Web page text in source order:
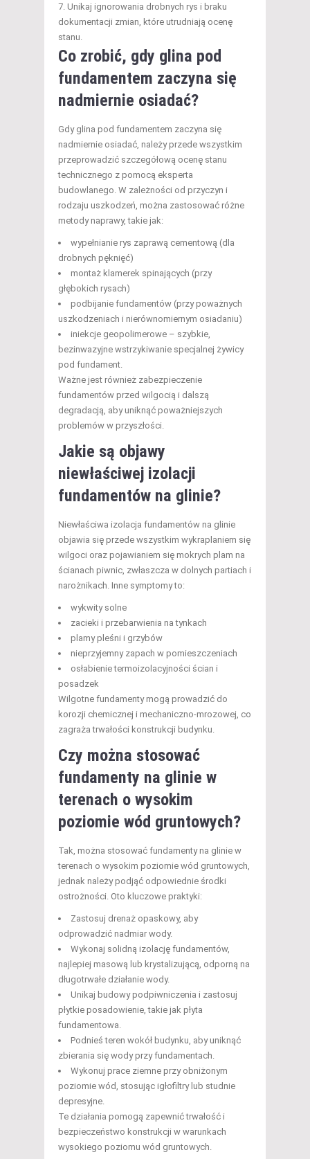
Unikaj ignorowania drobnych rys i braku
dokumentacji zmian, które utrudniają ocenę
stanu.
Co zrobić, gdy glina pod
fundamentem zaczyna się
nadmiernie osiadać?
Gdy glina pod fundamentem zaczyna się
nadmiernie osiadać, należy przede wszystkim
przeprowadzić szczegółową ocenę stanu
technicznego z pomocą eksperta
budowlanego. W zależności od przyczyn i
rodzaju uszkodzeń, można zastosować różne
metody naprawy, takie jak:
wypełnianie rys zaprawą cementową (dla
drobnych pęknięć)
montaż klamerek spinających (przy
głębokich rysach)
podbijanie fundamentów (przy poważnych
uszkodzeniach i nierównomiernym osiadaniu)
iniekcje geopolimerowe – szybkie,
bezinwazyjne wstrzykiwanie specjalnej żywicy
pod fundament.
Ważne jest również zabezpieczenie
fundamentów przed wilgocią i dalszą
degradacją, aby uniknąć poważniejszych
problemów w przyszłości.
Jakie są objawy
niewłaściwej izolacji
fundamentów na glinie?
Niewłaściwa izolacja fundamentów na glinie
objawia się przede wszystkim wykraplaniem się
wilgoci oraz pojawianiem się mokrych plam na
ścianach piwnic, zwłaszcza w dolnych partiach i
narożnikach. Inne symptomy to:
wykwity solne
zacieki i przebarwienia na tynkach
plamy pleśni i grzybów
nieprzyjemny zapach w pomieszczeniach
osłabienie termoizolacyjności ścian i
posadzek
Wilgotne fundamenty mogą prowadzić do
korozji chemicznej i mechaniczno-mrozowej, co
zagraża trwałości konstrukcji budynku.
Czy można stosować
fundamenty na glinie w
terenach o wysokim
poziomie wód gruntowych?
Tak, można stosować fundamenty na glinie w
terenach o wysokim poziomie wód gruntowych,
jednak należy podjąć odpowiednie środki
ostrożności. Oto kluczowe praktyki:
Zastosuj drenaż opaskowy, aby
odprowadzić nadmiar wody.
Wykonaj solidną izolację fundamentów,
najlepiej masową lub krystalizującą, odporną na
długotrwałe działanie wody.
Unikaj budowy podpiwniczenia i zastosuj
płytkie posadowienie, takie jak płyta
fundamentowa.
Podnieś teren wokół budynku, aby uniknąć
zbierania się wody przy fundamentach.
Wykonuj prace ziemne przy obniżonym
poziomie wód, stosując igłofiltry lub studnie
depresyjne.
Te działania pomogą zapewnić trwałość i
bezpieczeństwo konstrukcji w warunkach
wysokiego poziomu wód gruntowych.